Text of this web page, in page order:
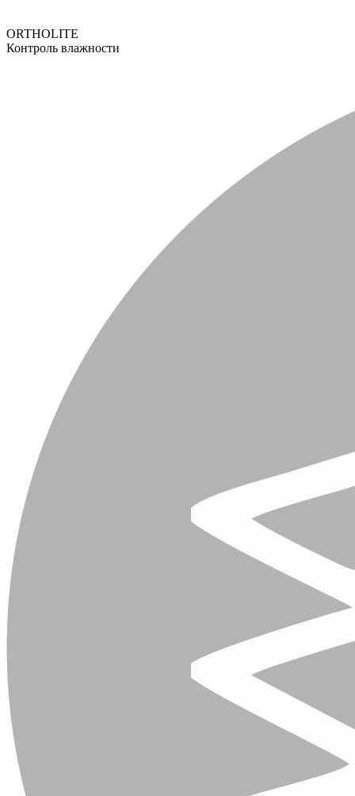
ORTHOLITE
Контроль влажности